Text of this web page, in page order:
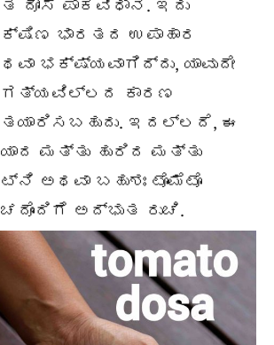
ದೋಸೆ ಪಾಕವಿಧಾನ. ಇದು
ಭಾರತದ ಉಪಾಹಾರ
ಭಕ್ಷ್ಯವಾಗಿದ್ದು, ಯಾವುದೇ
ಅಗತ್ಯವಿಲ್ಲದ ಕಾರಣ
ಇದಲ್ಲದೆ, ಈ
ಮತ್ತು ಹುರಿದ ಮತ್ತು
ಅಥವಾ ಬಹುಶಃ ಟೊಮೆಟೊ
ಅದ್ಭುತ ರುಚಿ.